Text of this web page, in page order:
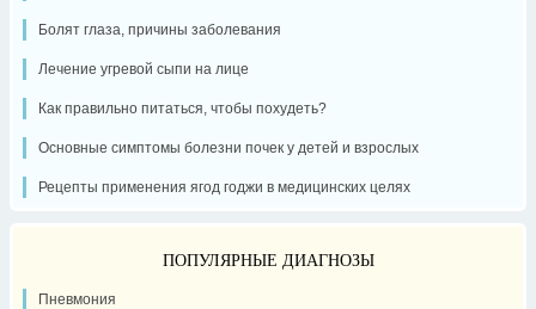
Болят глаза, причины заболевания
Лечение угревой сыпи на лице
Как правильно питаться, чтобы похудеть?
Основные симптомы болезни почек у детей и взрослых
Рецепты применения ягод годжи в медицинских целях
ПОПУЛЯРНЫЕ ДИАГНОЗЫ
Пневмония